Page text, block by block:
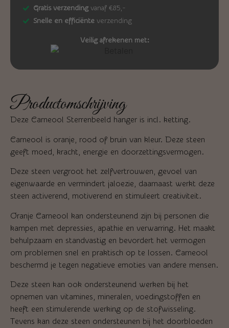
Gratis verzending vanaf €85,-
Snelle en efficiënte verzending
Veilig afrekenen met:
Productomschrijving
Deze Carneool Sterrenbeeld hanger is incl. ketting.
Carneool is oranje, rood of bruin van kleur. Deze steen
geeft moed, kracht, energie en doorzettingsvermogen.
Deze steen vergroot het zelfvertrouwen, gevoel van
eigenwaarde en vermindert jaloezie, daarnaast werkt deze
steen activerend, motiverend en stimuleert creativiteit.
Oranje Carneool kan ondersteunend zijn bij personen die
kampen met depressies, apathie en verwarring. Het maakt
behulpzaam en standvastig en bevordert het vermogen
om problemen snel en praktisch op te lossen. Carneool
beschermd je tegen negatieve emoties van andere mensen.
Deze steen kan ook ondersteunend werken bij het
opnemen van vitamines, mineralen, voedingstoffen en
heeft een stimulerende werking op de stofwisseling.
Tevens kan deze steen ondersteunen bij het doorbloeden